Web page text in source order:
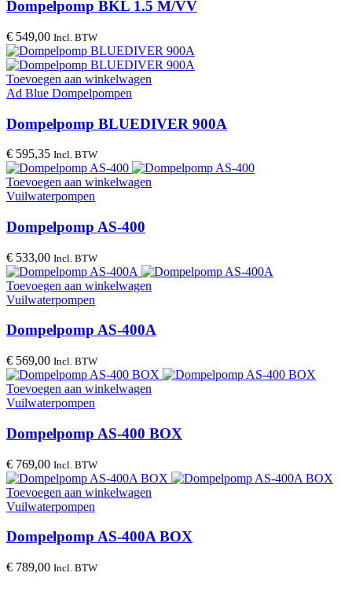
Dompelpomp BKL 1.5 M/VV
€ 549,00 Incl. BTW
Toevoegen aan winkelwagen
Ad Blue Dompelpompen
Dompelpomp BLUEDIVER 900A
€ 595,35 Incl. BTW
Toevoegen aan winkelwagen
Vuilwaterpompen
Dompelpomp AS-400
€ 533,00 Incl. BTW
Toevoegen aan winkelwagen
Vuilwaterpompen
Dompelpomp AS-400A
€ 569,00 Incl. BTW
Toevoegen aan winkelwagen
Vuilwaterpompen
Dompelpomp AS-400 BOX
€ 769,00 Incl. BTW
Toevoegen aan winkelwagen
Vuilwaterpompen
Dompelpomp AS-400A BOX
€ 789,00 Incl. BTW